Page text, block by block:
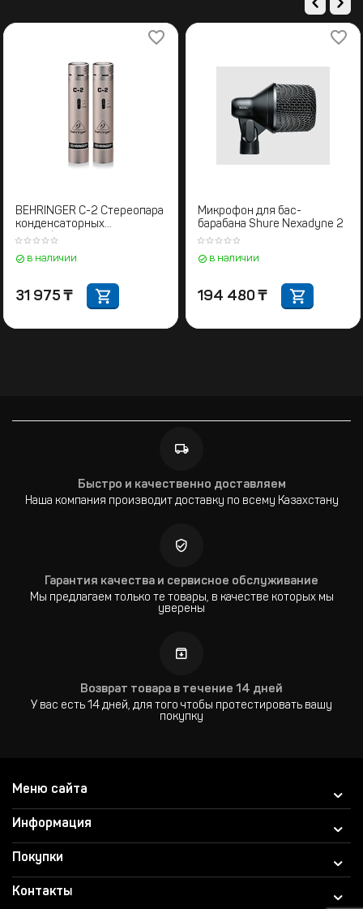
BEHRINGER C-2 Стереопара
конденсаторных
микрофонов
в наличии
31 975 ₸
Микрофон для бас-
барабана Shure Nexadyne 2
в наличии
194 480 ₸
Быстро и качественно доставляем
Наша компания производит доставку по всему Казахстану
Гарантия качества и сервисное обслуживание
Мы предлагаем только те товары, в качестве которых мы
уверены
Возврат товара в течение 14 дней
У вас есть 14 дней, для того чтобы протестировать вашу
покупку
Меню сайта
Информация
Покупки
Контакты